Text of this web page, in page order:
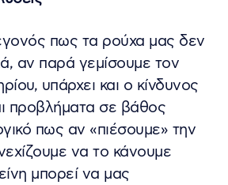
πως τα ρούχα μας δεν
αν παρά γεμίσουμε τον
υπάρχει και ο κίνδυνος
προβλήματα σε βάθος
πως αν «πιέσουμε» την
να το κάνουμε
μπορεί να μας